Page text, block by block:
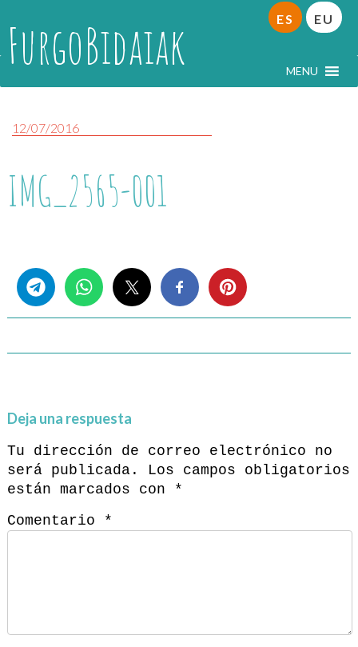
FurgoBidaiak MENU
ES EU
12/07/2016
IMG_2565-001
Deja una respuesta
Tu dirección de correo electrónico no
será publicada.
Los campos obligatorios
están marcados con
*
Comentario
*